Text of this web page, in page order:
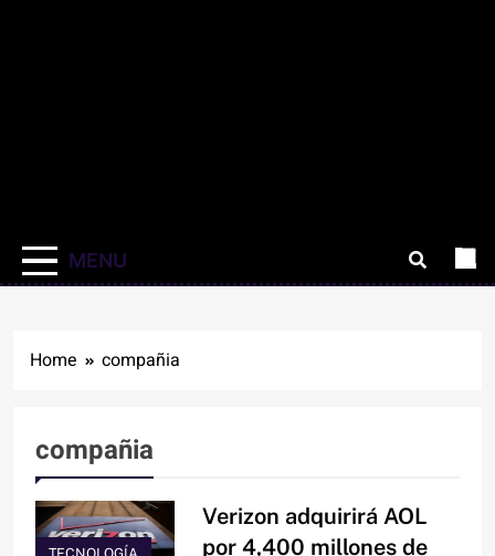
MENU
Home compañia
compañia
Verizon adquirirá AOL
por 4,400 millones de